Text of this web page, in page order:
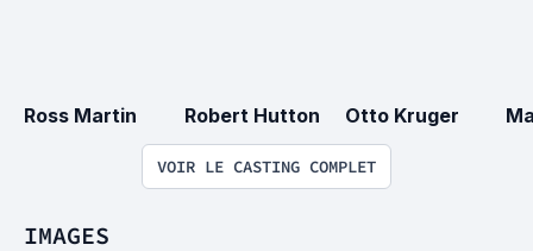
Ross Martin Robert Hutton Otto Kruger
VOIR LE CASTING COMPLET
IMAGES